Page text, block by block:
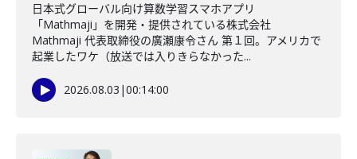
日本式グローバル向け算数学習スマホアプリ
「Mathmaji」を開発・提供されている株式会社
Mathmaji 代表取締役の廣瀬康令さん 第１回。アメリカで
起業したワケ（放送では入りきらなかった...
2026.08.03 |00:14:00